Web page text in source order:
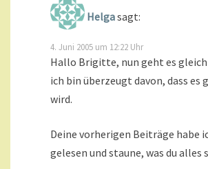
Helgasagt:
4. Juni 2005 um 12:22 Uhr
Hallo Brigitte, nun geht es gleich
ich bin überzeugt davon, dass es
wird.
Deine vorherigen Beiträge habe
gelesen und staune, was du alles